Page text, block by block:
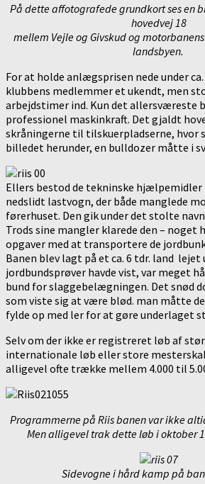
På dette affotografede grundkort ses en
hovedvej 18
mellem Vejle og Givskudog
landsbyen.
For at holde anlægsprisen nede under ca.
klubbens medlemmer et ukendt, men
arbejdstimer ind. Kun det allersværeste
professionel maskinkraft. Det gjaldt
skråningerne til tilskuerpladserne, hvor
billedet herunder, en bulldozer måtte i
Ellers bestod de tekninske
nedslidt lastvogn, der både manglede
førerhuset. Den gik under det stolte navn
Trods sine mangler klarede den – noget
opgaver med at transportere de
Banen blev lagt på et ca. 6 tdr. land lejet
jordbundsprøver havde vist, var meget
bund for slaggebelægningen. Det snød
som viste sig at være blød. man måtte
fylde op med ler for at gøre underlaget
Selv om der ikke er registreret løb af
internationale løb eller store
alligevel ofte trække mellem 4.000 til
Programmerne på Riis banen var ikke
Men alligevel trak dette løb i oktober
Sidevogne i hård kamp på